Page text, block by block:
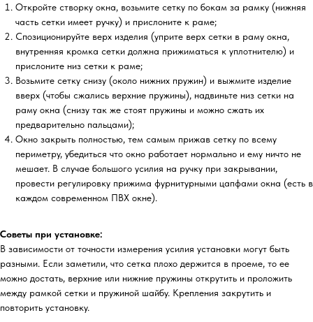
Откройте створку окна, возьмите сетку по бокам за рамку (нижняя
часть сетки имеет ручку) и прислоните к раме;
Спозиционируйте верх изделия (уприте верх сетки в раму окна,
внутренняя кромка сетки должна прижиматься к уплотнителю) и
прислоните низ сетки к раме;
Возьмите сетку снизу (около нижних пружин) и выжмите изделие
вверх (чтобы сжались верхние пружины), надвиньте низ сетки на
раму окна (снизу так же стоят пружины и можно сжать их
предварительно пальцами);
Окно закрыть полностью, тем самым прижав сетку по всему
периметру, убедиться что окно работает нормально и ему ничто не
мешает. В случае большого усилия на ручку при закрывании,
провести регулировку прижима фурнитурными цапфами окна (есть в
каждом современном ПВХ окне).
Советы при установке:
В зависимости от точности измерения усилия установки могут быть
разными. Если заметили, что сетка плохо держится в проеме, то ее
можно достать, верхние или нижние пружины открутить и проложить
между рамкой сетки и пружиной шайбу. Крепления закрутить и
повторить установку.